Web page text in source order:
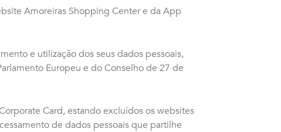
Amoreiras Shopping Center e da App
e utilização dos seus dados pessoais,
Europeu e do Conselho de 27 de
Card, estando excluídos os websites
de dados pessoais que partilhe